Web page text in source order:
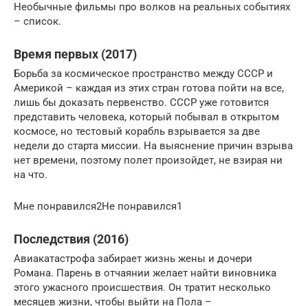
Необычные фильмы про волков на реальных событиях
– список.
Время первых (2017)
Борьба за космическое пространство между СССР и
Америкой – каждая из этих стран готова пойти на все,
лишь бы доказать первенство. СССР уже готовится
представить человека, который побывал в открытом
космосе, но тестовый корабль взрывается за две
недели до старта миссии. На выяснение причин взрыва
нет времени, поэтому полет произойдет, не взирая ни
на что.
Мне понравился2Не понравился1
Последствия (2016)
Авиакатастрофа забирает жизнь жены и дочери
Романа. Парень в отчаянии желает найти виновника
этого ужасного происшествия. Он тратит несколько
месяцев жизни, чтобы выйти на Пола –